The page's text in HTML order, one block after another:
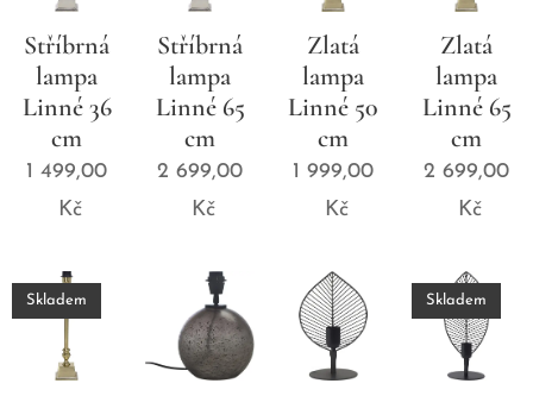
Stříbrná
lampa
Linné 36
cm
1 499,00
Kč
Stříbrná
lampa
Linné 65
cm
2 699,00
Kč
Zlatá
lampa
Linné 50
cm
1 999,00
Kč
Zlatá
lampa
Linné 65
cm
2 699,00
Kč
Skladem Skladem